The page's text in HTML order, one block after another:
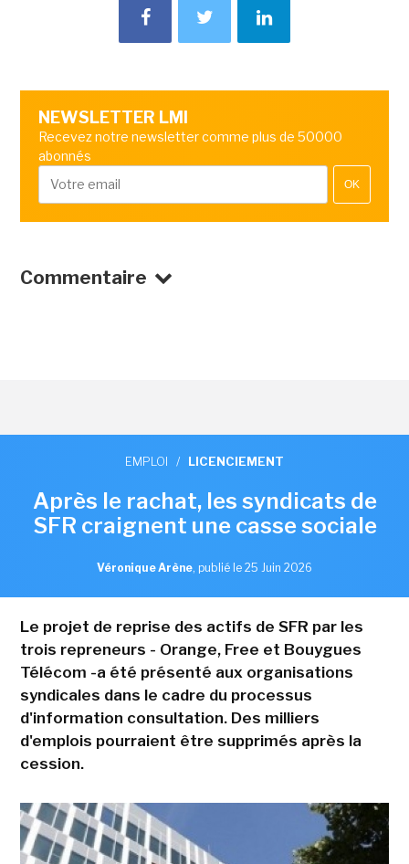
NEWSLETTER LMI
Recevez notre newsletter comme plus de 50000
abonnés
OK
Commentaire
EMPLOI / LICENCIEMENT
Après le rachat, les syndicats de
SFR craignent une casse sociale
Véronique Arène, publié le 25 Juin 2026
Le projet de reprise des actifs de SFR par les
trois repreneurs - Orange, Free et Bouygues
Télécom -a été présenté aux organisations
syndicales dans le cadre du processus
d'information consultation. Des milliers
d'emplois pourraient être supprimés après la
cession.